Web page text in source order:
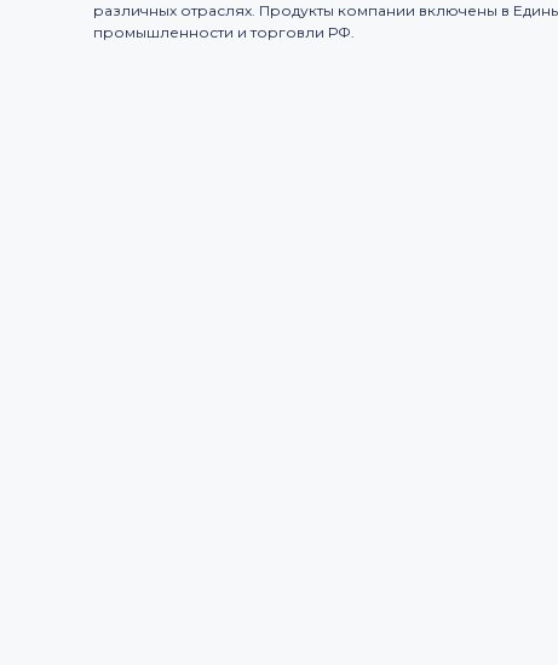
различных отраслях. Продукты компании включены в
промышленности и торговли РФ.